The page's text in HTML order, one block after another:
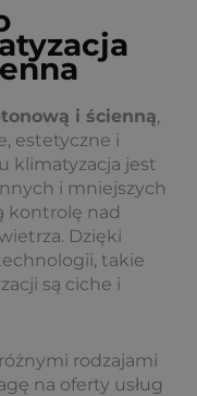
i ścienną,
estetyczne i
klimatyzacja jest
i mniejszych
kontrolę nad
Dzięki
takie
są ciche i
rodzajami
na oferty usług